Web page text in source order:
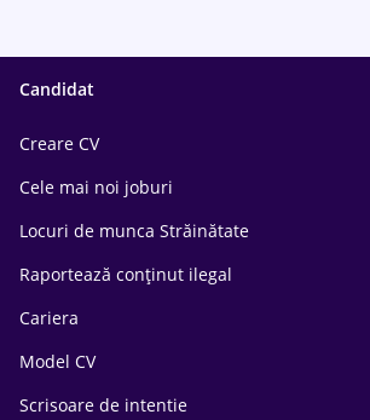
Candidat
Creare CV
Cele mai noi joburi
Locuri de munca Străinătate
Raportează conținut ilegal
Cariera
Model CV
Scrisoare de intentie